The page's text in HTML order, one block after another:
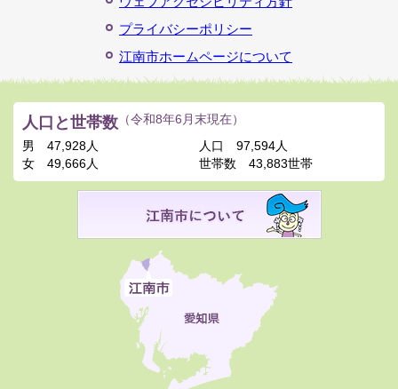
プライバシーポリシー
江南市ホームページについて
人口と世帯数 （令和8年6月末現在）
男
47,928人
女
49,666人
人口
97,594人
世帯数
43,883世帯